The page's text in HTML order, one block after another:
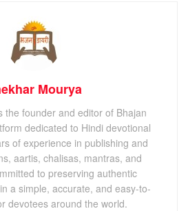
Mourya
the founder and editor of Bhajan
dedicated to Hindi devotional
of experience in publishing and
aartis, chalisas, mantras, and
to preserving authentic
a simple, accurate, and easy-to-
devotees around the world.